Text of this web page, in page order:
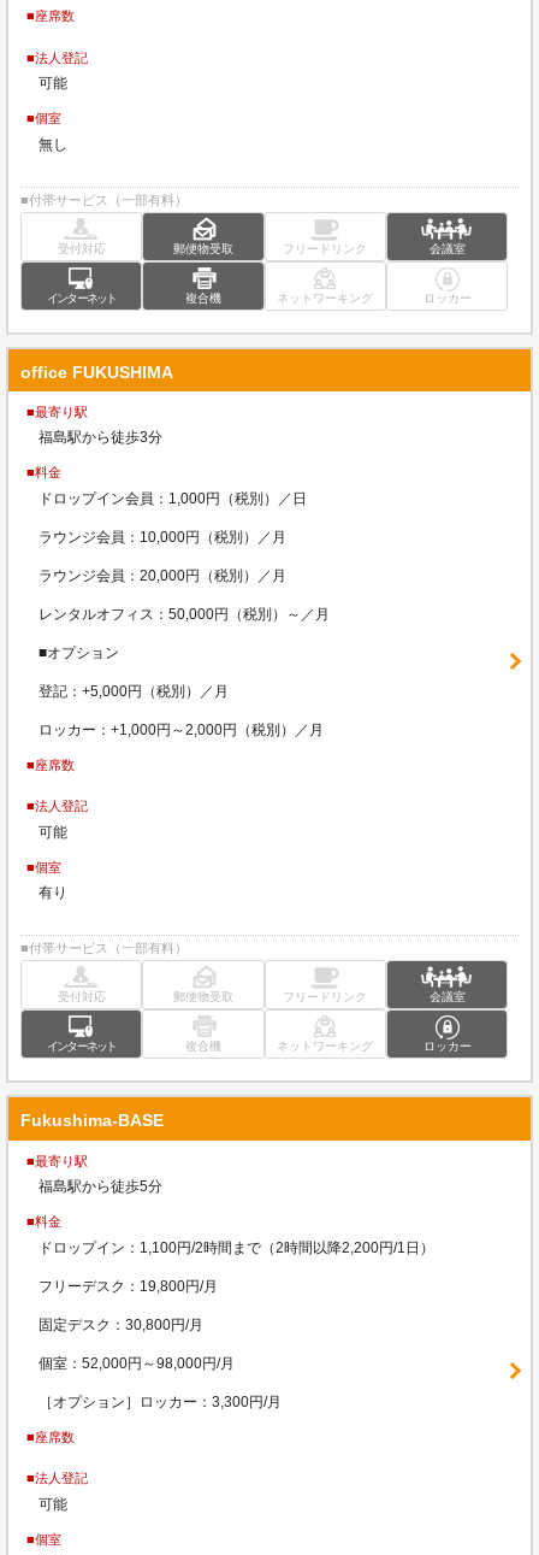
■座席数
■法人登記
可能
■個室
無し
■付帯サービス（一部有料）
受付対応 郵便物受取 フリードリンク 会議室
インターネット 複合機 ネットワーキング ロッカー
office FUKUSHIMA
■最寄り駅
福島駅から徒歩3分
■料金
ドロップイン会員：1,000円（税別）／日
ラウンジ会員：10,000円（税別）／月
ラウンジ会員：20,000円（税別）／月
レンタルオフィス：50,000円（税別）～／月
■オプション
登記：+5,000円（税別）／月
ロッカー：+1,000円～2,000円（税別）／月
■座席数
■法人登記
可能
■個室
有り
■付帯サービス（一部有料）
受付対応 郵便物受取 フリードリンク 会議室
インターネット 複合機 ネットワーキング ロッカー
Fukushima-BASE
■最寄り駅
福島駅から徒歩5分
■料金
ドロップイン：1,100円/2時間まで（2時間以降2,200円/1日）
フリーデスク：19,800円/月
固定デスク：30,800円/月
個室：52,000円～98,000円/月
［オプション］ロッカー：3,300円/月
■座席数
■法人登記
可能
■個室